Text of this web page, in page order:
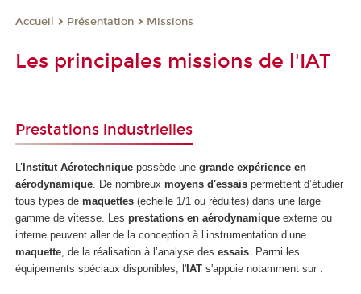
Accueil Présentation Missions
Les principales missions de l'IAT
Prestations industrielles
L’Institut Aérotechnique possède une grande expérience en
aérodynamique . De nombreux moyens d'essais permettent d’étudier
tous types de maquettes (échelle 1/1 ou réduites) dans une large
gamme de vitesse. Les prestations en aérodynamique externe ou
interne peuvent aller de la conception à l’instrumentation d’une
maquette , de la réalisation à l’analyse des essais . Parmi les
équipements spéciaux disponibles, l'IAT s'appuie notamment sur :